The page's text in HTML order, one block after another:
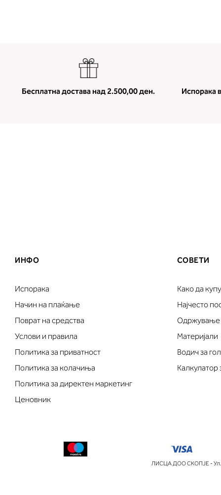
Бесплатна достава над 2.500,00 ден. Испорака
ИНФО
Испорака
Начин на плаќање
Поврат на средства
Услови и правила
Политика за приватност
Политика за колачиња
Политика за директен маркетинг
Ценовник
СОВЕТИ
Како да
Најчесто
Одржување
Материјали
Водич за
Калкулатор
ЛИСЦА ДОО СКОПЈЕ -